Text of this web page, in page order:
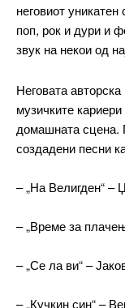
━
неговиот
поп, рок и дури и
звук на некои од
Неговата
музичките
домашната сцена.
создадени песни
– „На Велигден“ –
– „Време за
– „Се ла ви“ –
– „Кучкин син“ –